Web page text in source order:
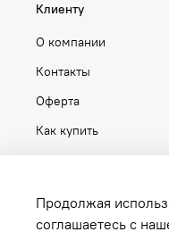
Клиенту
О компании
Контакты
Оферта
Как купить
Продолжая
соглашаетесь с